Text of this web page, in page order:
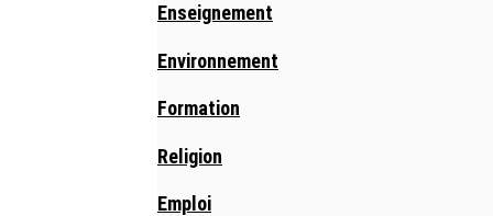
Enseignement
Environnement
Formation
Religion
Emploi